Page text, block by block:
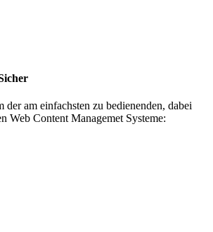
der am einfachsten zu bedienenden, dabei
Web Content Managemet Systeme: